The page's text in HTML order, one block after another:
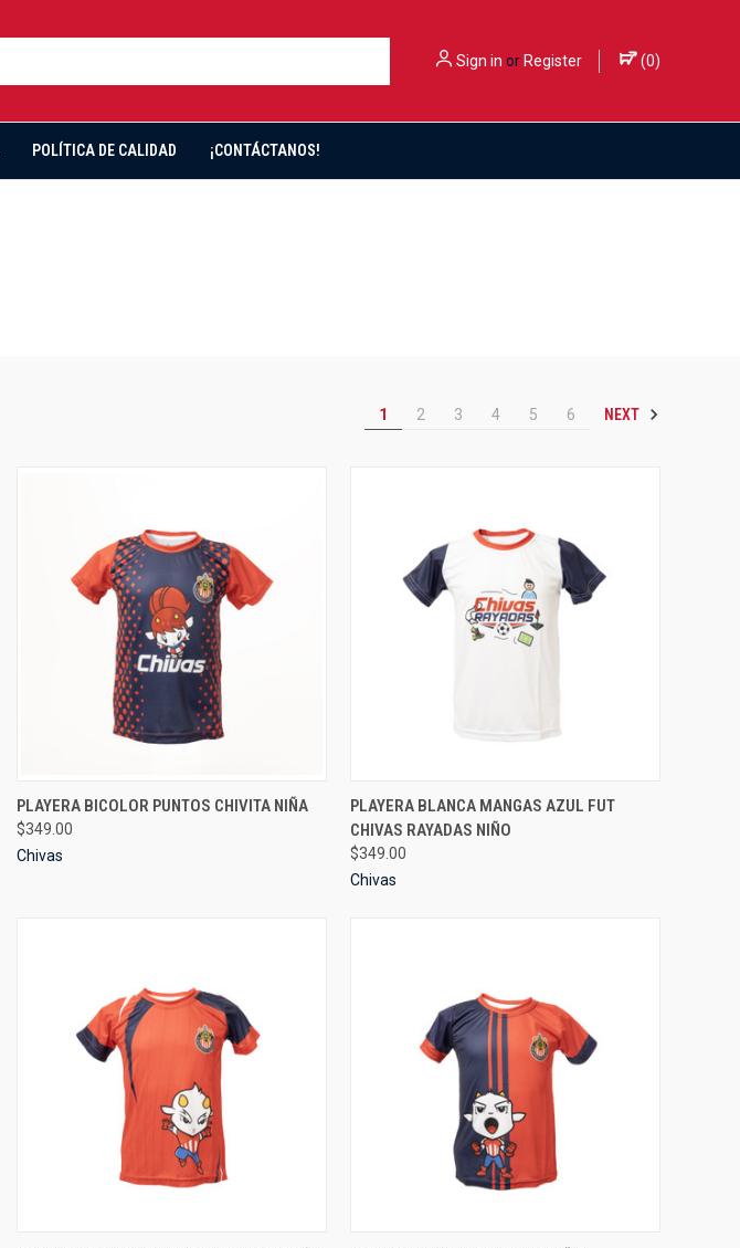
Sign in orRegister (0)
POLÍTICA DE CALIDAD ¡CONTÁCTANOS!
1 2 3 4 5 6 NEXT
QUICK VIEW VIEW OPTIONS
Compare
PLAYERA BICOLOR PUNTOS CHIVITA NIÑA
$349.00
Chivas
QUICK VIEW VIEW OPTIONS
Compare
PLAYERA BLANCA MANGAS AZUL FUT
CHIVAS RAYADAS NIÑO
$349.00
Chivas